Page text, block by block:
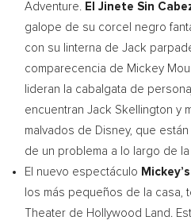
Adventure. El Jinete Sin
galope de su corcel negro
con su linterna de Jack
comparecencia de Mickey
lideran la cabalgata de
encuentran Jack Skellington y
malvados de Disney, que
de un problema a lo largo de
El nuevo espectáculo
los más pequeños de la casa,
Theater de Hollywood Land.